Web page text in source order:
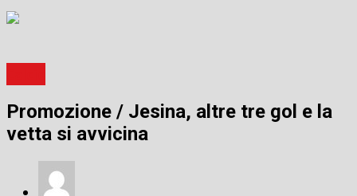
Promozione / Jesina, altre tre gol e la
vetta si avvicina